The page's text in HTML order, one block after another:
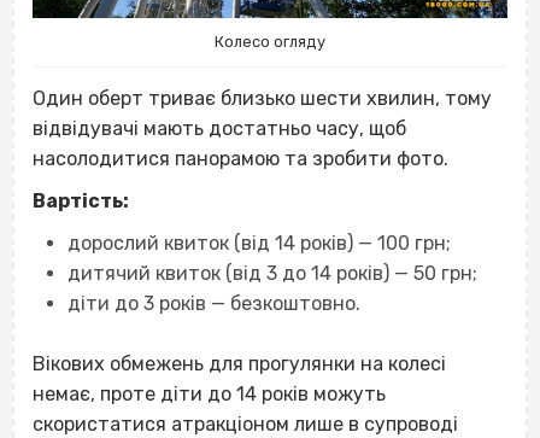
Колесо огляду
Один оберт триває близько шести хвилин, тому
відвідувачі мають достатньо часу, щоб
насолодитися панорамою та зробити фото.
Вартість:
дорослий квиток (від 14 років) — 100 грн;
дитячий квиток (від 3 до 14 років) — 50 грн;
діти до 3 років — безкоштовно.
Вікових обмежень для прогулянки на колесі
немає, проте діти до 14 років можуть
скористатися атракціоном лише в супроводі